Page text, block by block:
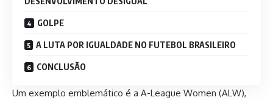
GOLPE
A LUTA POR IGUALDADE NO FUTEBOL BRASILEIRO
CONCLUSÃO
Um exemplo emblemático é a A-League Women (ALW),